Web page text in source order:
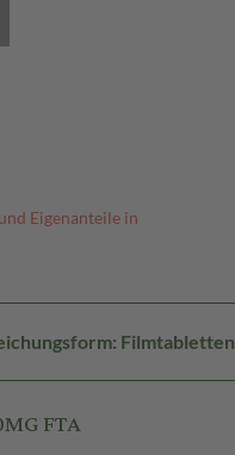
Eigenanteile in
Filmtabletten
FTA